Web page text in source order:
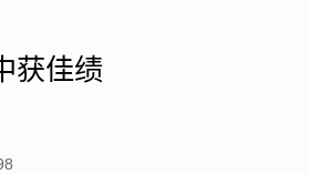
获佳绩